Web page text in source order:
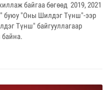
байгаа бөгөөд 2019, 2021
буюу "Оны Шилдэг Түнш"-ээр
Түнш" байгууллагаар
байна.